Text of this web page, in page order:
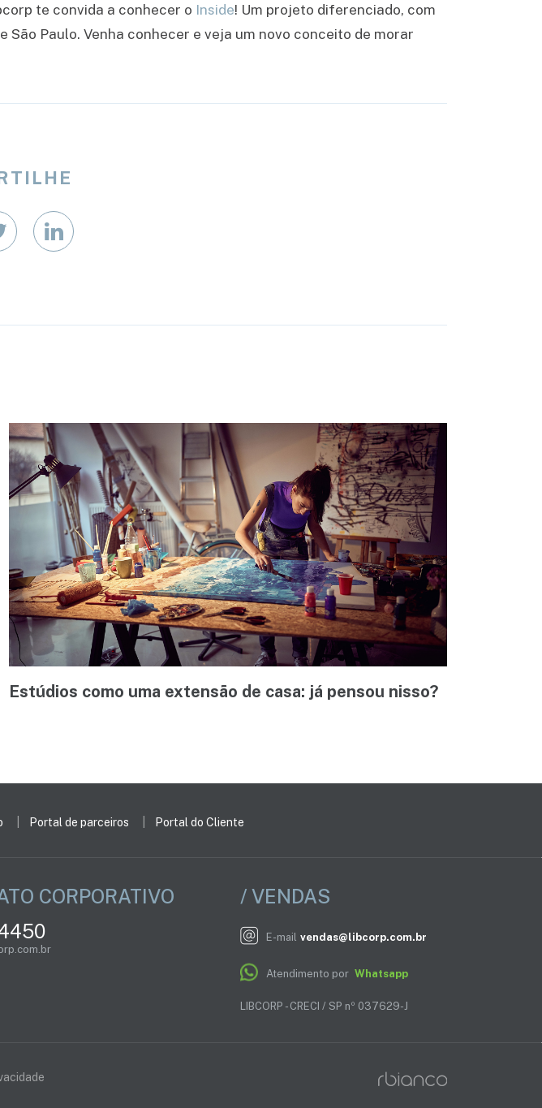
te convida a conhecer o Inside! Um projeto diferenciado, com
Paulo. Venha conhecer e veja um novo conceito de morar
Estúdios como uma extensão de casa: já pensou nisso?
Portal de parceiros Portal do Cliente
CORPORATIVO / VENDAS
E-mail vendas@libcorp.com.br
Atendimento por Whatsapp
LIBCORP - CRECI / SP nº 037629-J